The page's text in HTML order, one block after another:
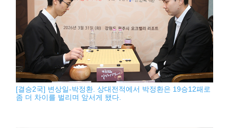
[결승2국] 변상일-박정환. 상대전적에서 박정환은 19승12패로
좀 더 차이를 벌리며 앞서게 됐다.